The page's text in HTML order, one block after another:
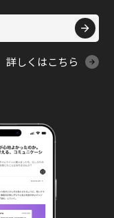
詳しくはこちら